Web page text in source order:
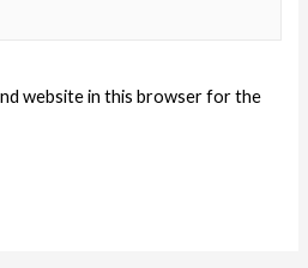
website in this browser for the